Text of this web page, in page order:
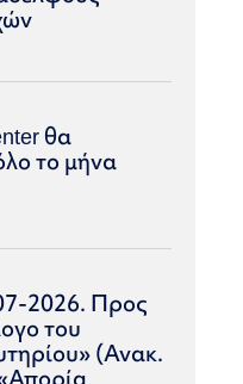
θα
το μήνα
2026. Προς
του
(Ανακ.